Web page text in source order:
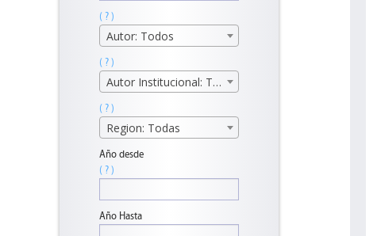
( ? )
Autor: Todos
( ? )
Autor Institucional: Todos
( ? )
Region: Todas
Año desde
( ? )
Año Hasta